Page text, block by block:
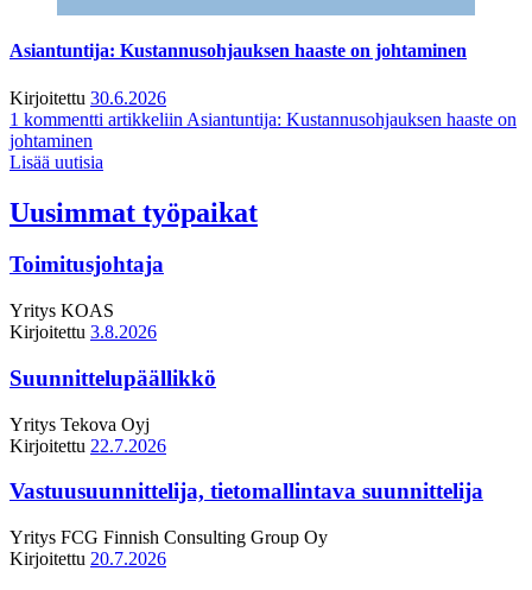
Asiantuntija: Kustannusohjauksen haaste on johtaminen
Kirjoitettu 30.6.2026
1 kommentti artikkeliin Asiantuntija: Kustannusohjauksen haaste on
johtaminen
Lisää uutisia
Uusimmat työpaikat
Toimitusjohtaja
Yritys KOAS
Kirjoitettu 3.8.2026
Suunnittelupäällikkö
Yritys Tekova Oyj
Kirjoitettu 22.7.2026
Vastuusuunnittelija, tietomallintava suunnittelija
Yritys FCG Finnish Consulting Group Oy
Kirjoitettu 20.7.2026